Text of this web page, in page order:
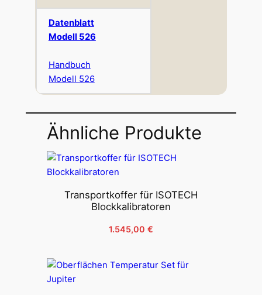
Datenblatt
Modell 526
Handbuch
Modell 526
Ähnliche Produkte
Transportkoffer für ISOTECH
Blockkalibratoren
1.545,00 €